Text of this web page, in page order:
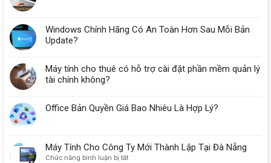
Windows Chính Hãng Có An Toàn Hơn Sau Mỗi Bản
Update?
Máy tính cho thuê có hỗ trợ cài đặt phần mềm quản lý
tài chính không?
Office Bản Quyền Giá Bao Nhiêu Là Hợp Lý?
Máy Tính Cho Công Ty Mới Thành Lập Tại Đà Nẵng
Chức năng bình luận bị tắtở